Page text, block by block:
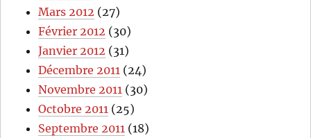
Mars 2012 (27)
Février 2012 (30)
Janvier 2012 (31)
Décembre 2011 (24)
Novembre 2011 (30)
Octobre 2011 (25)
Septembre 2011 (18)